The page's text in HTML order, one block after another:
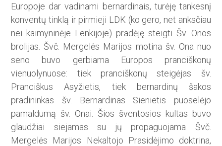
Europoje dar vadinami bernardinais, turėję tankesnį
konventų tinklą ir pirmieji LDK (ko gero, net anksčiau
nei kaimyninėje Lenkijoje) pradėję ­steig­ti Šv. Onos
brolijas. Švč. Mergelės Marijos motina šv. Ona nuo
seno buvo gerbiama Europos pranciškonų
vienuolynuose: tiek pranciškonų steigėjas šv.
Pranciškus Asyžietis, tiek bernardinų šakos
pradininkas šv. Bernardinas Sienietis puoselėjo
pamaldumą šv. Onai. Šios šventosios kultas buvo
glaudžiai siejamas su jų propaguo­jama Švč.
Mergelės Marijos Nekaltojo Prasidėjimo doktrina,